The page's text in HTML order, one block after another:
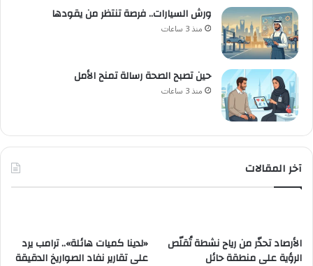
ورش السيارات.. فرصة تنتظر من يقودها
منذ 3 ساعات
حين تصبح الصحة رسالة تمنح الأمل
منذ 3 ساعات
آخر المقالات
الأرصاد تحذّر من رياح نشطة تُقلّص
الرؤية على منطقة حائل
«لدينا كميات هائلة».. ترامب يرد
على تقارير نفاد الصواريخ الدقيقة